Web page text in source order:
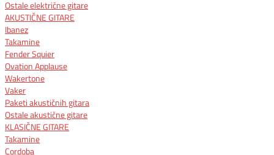
Ostale električne gitare
AKUSTIČNE GITARE
Ibanez
Takamine
Fender Squier
Ovation Applause
Wakertone
Vaker
Paketi akustičnih gitara
Ostale akustične gitare
KLASIČNE GITARE
Takamine
Cordoba